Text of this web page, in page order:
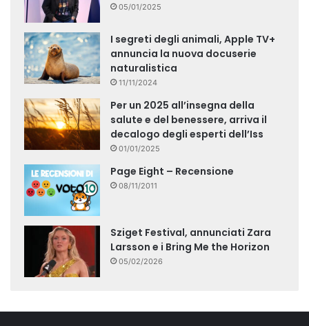
05/01/2025
I segreti degli animali, Apple TV+
annuncia la nuova docuserie
naturalistica
11/11/2024
Per un 2025 all’insegna della
salute e del benessere, arriva il
decalogo degli esperti dell’Iss
01/01/2025
Page Eight – Recensione
08/11/2011
Sziget Festival, annunciati Zara
Larsson e i Bring Me the Horizon
05/02/2026